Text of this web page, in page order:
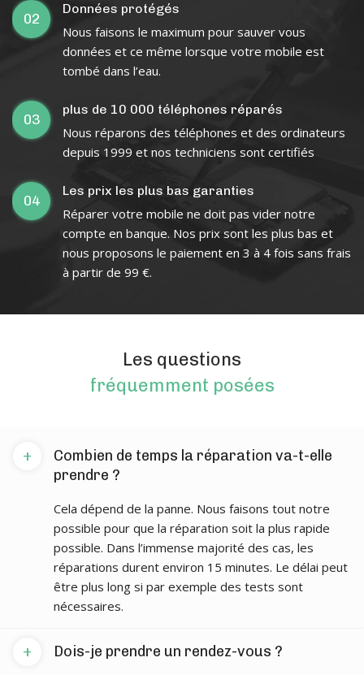
02
Données protégés
Nous faisons le maximum pour sauver vous
données et ce même lorsque votre mobile est
tombé dans l’eau.
03
plus de 10 000 téléphones réparés
Nous réparons des téléphones et des ordinateurs
depuis 1999 et nos techniciens sont certifiés
04
Les prix les plus bas garanties
Réparer votre mobile ne doit pas vider notre
compte en banque. Nos prix sont les plus bas et
nous proposons le paiement en 3 à 4 fois sans frais
à partir de 99 €.
Les questions
fréquemment posées
Combien de temps la réparation va-t-elle
prendre ?
+
Cela dépend de la panne. Nous faisons tout notre
possible pour que la réparation soit la plus rapide
possible. Dans l’immense majorité des cas, les
réparations durent environ 15 minutes. Le délai peut
être plus long si par exemple des tests sont
nécessaires.
Dois-je prendre un rendez-vous ?
+